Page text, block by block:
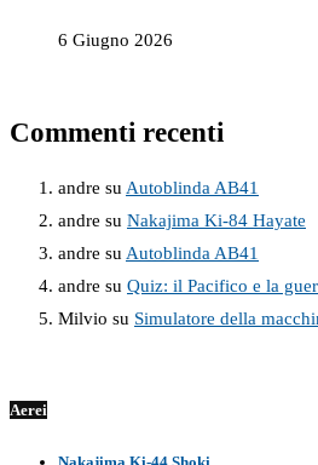
6 Giugno 2026
Commenti recenti
andre su Autoblinda AB41
andre su Nakajima Ki-84 Hayate
andre su Autoblinda AB41
andre su Quiz: il Pacifico e la
Milvio su Simulatore della
Aerei